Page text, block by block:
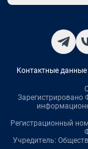
Контактные
Зарегистрировано
Регистрационный
Учредитель: